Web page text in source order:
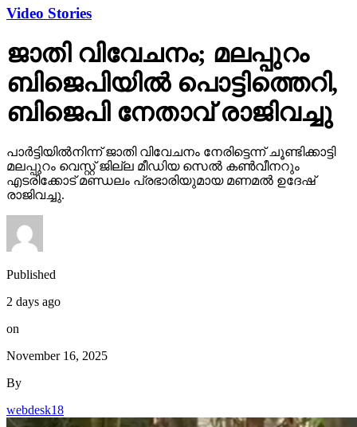
ബിജെപി നേതാവ് രാജിവച്ചു
പാര്‍ട്ടിയില്‍നിന്ന് ജാതി വിവേചനം നേരിട്ടെന്ന് ചൂണ്ടിക്കാട്ടി
മലപ്പുറം വെസ്റ്റ് ജില്ല മീഡിയ സെല്‍ കണ്‍വീനറും
എടരിക്കോട് മണ്ഡലം പ്രഭാരിയുമായ മണമല്‍ ഉദേഷ്
രാജിവച്ചു.
Published
2 days ago
November 16, 2025
By
webdesk18